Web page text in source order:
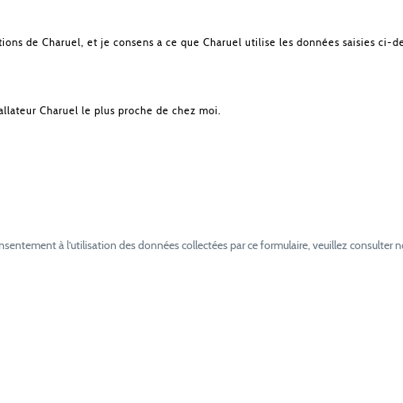
de Charuel, et je consens a ce que Charuel utilise les données saisies ci-
Charuel le plus proche de chez moi.
à l’utilisation des données collectées par ce formulaire, veuillez consulter